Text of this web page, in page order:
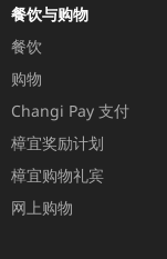
餐饮与购物
餐饮
购物
Changi Pay 支付
樟宜奖励计划
樟宜购物礼宾
网上购物